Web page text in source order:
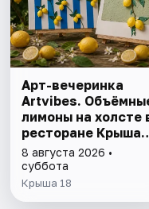
Арт-вечеринка
Artvibes.
лимоны на холсте
ресторане Крыша
18
8 августа 2026 •
суббота
Крыша 18